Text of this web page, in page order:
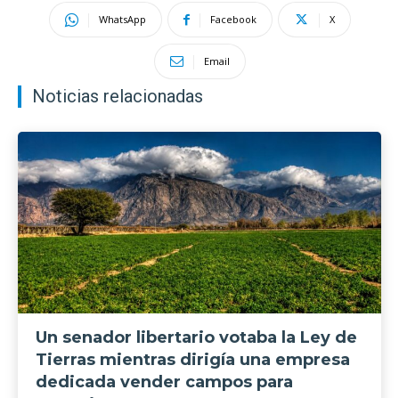
WhatsApp Facebook X
Email
Noticias relacionadas
Un senador libertario votaba la Ley de
Tierras mientras dirigía una empresa
dedicada vender campos para